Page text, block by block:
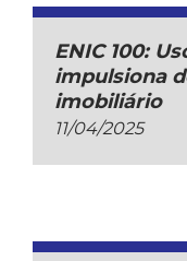
ENIC 100:
impulsiona
imobiliário
11/04/2025